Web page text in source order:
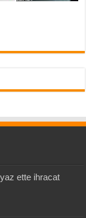
ette ihracat